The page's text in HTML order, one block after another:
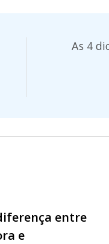
As 4
entre
e